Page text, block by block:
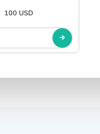
100 USD